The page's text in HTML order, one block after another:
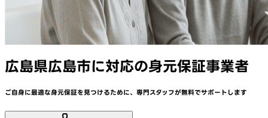
広島県広島市に対応の身元保証事業者
ご自身に最適な身元保証を見つけるために、 専門スタッフが無料でサポートします